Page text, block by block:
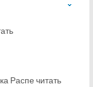
Распе читать